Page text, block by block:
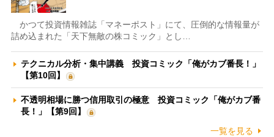
かつて投資情報雑誌「マネーポスト」にて、圧倒的な情報量が
詰め込まれた「天下無敵の株コミック」とし…
テクニカル分析・集中講義 投資コミック「俺がカブ番長！」
【第10回】
不透明相場に勝つ信用取引の極意 投資コミック「俺がカブ番
長！」【第9回】
一覧を見る